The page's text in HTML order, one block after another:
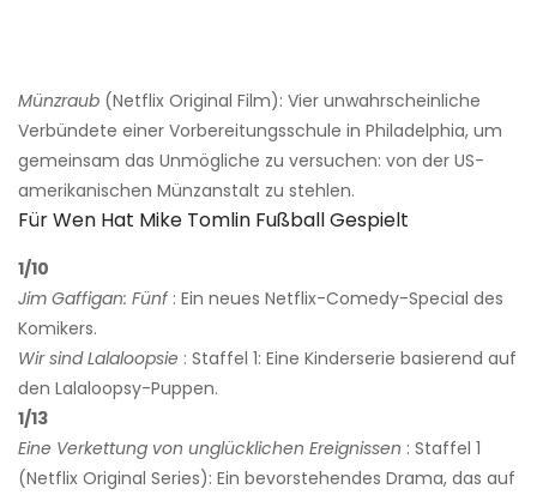
Münzraub (Netflix Original Film): Vier unwahrscheinliche
Verbündete einer Vorbereitungsschule in Philadelphia, um
gemeinsam das Unmögliche zu versuchen: von der US-
amerikanischen Münzanstalt zu stehlen.
Für Wen Hat Mike Tomlin Fußball Gespielt
1/10
Jim Gaffigan: Fünf: Ein neues Netflix-Comedy-Special des
Komikers.
Wir sind Lalaloopsie : Staffel 1: Eine Kinderserie basierend auf
den Lalaloopsy-Puppen.
1/13
Eine Verkettung von unglücklichen Ereignissen : Staffel 1
(Netflix Original Series): Ein bevorstehendes Drama, das auf